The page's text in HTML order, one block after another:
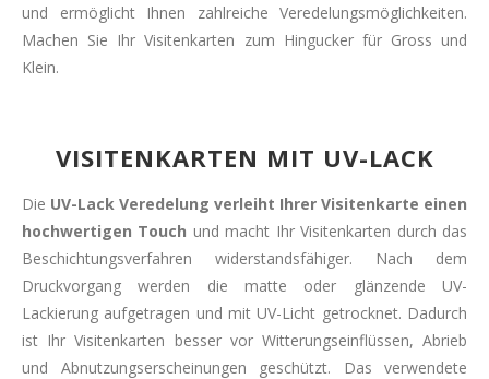
und ermöglicht Ihnen zahlreiche Veredelungsmöglichkeiten.
Machen Sie Ihr Visitenkarten zum Hingucker für Gross und
Klein.
VISITENKARTEN MIT UV-LACK
Die UV-Lack Veredelung verleiht Ihrer Visitenkarte einen
hochwertigen Touch und macht Ihr Visitenkarten durch das
Beschichtungsverfahren widerstandsfähiger. Nach dem
Druckvorgang werden die matte oder glänzende UV-
Lackierung aufgetragen und mit UV-Licht getrocknet. Dadurch
ist Ihr Visitenkarten besser vor Witterungseinflüssen, Abrieb
und Abnutzungserscheinungen geschützt. Das verwendete